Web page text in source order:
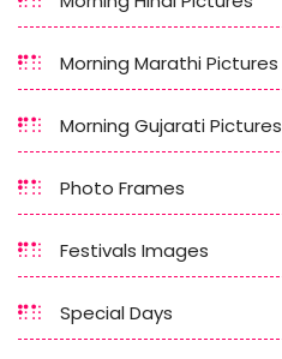
Morning Marathi Pictures
Morning Gujarati Pictures
Photo Frames
Festivals Images
Special Days